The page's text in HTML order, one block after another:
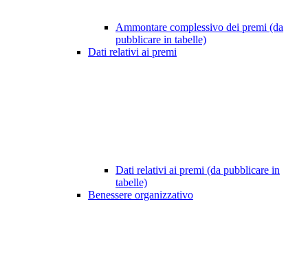
Ammontare complessivo dei premi (da
pubblicare in tabelle)
Dati relativi ai premi
Dati relativi ai premi (da pubblicare in
tabelle)
Benessere organizzativo